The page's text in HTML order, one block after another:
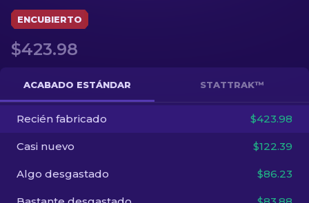
Guantes
Cajas
Otro
ES
ENCUBIERTO
$423.98
ACABADO ESTÁNDAR STATTRAK™
Recién fabricado $423.98
Casi nuevo $122.39
Algo desgastado $86.23